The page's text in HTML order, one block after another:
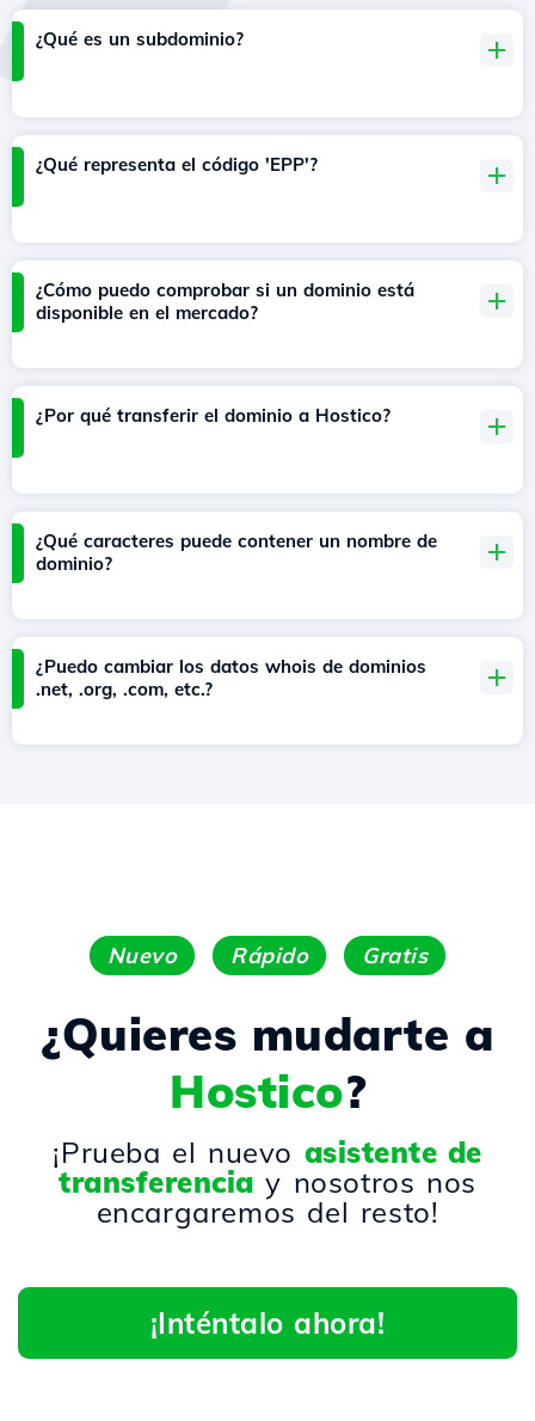
¿Qué es un subdominio?
¿Qué representa el código 'EPP'?
¿Cómo puedo comprobar si un dominio está
disponible en el mercado?
¿Por qué transferir el dominio a Hostico?
¿Qué caracteres puede contener un nombre de
dominio?
¿Puedo cambiar los datos whois de dominios
.net, .org, .com, etc.?
Nuevo Rápido Gratis
¿Quieres mudarte a
Hostico?
¡Prueba el nuevo asistente de
transferencia y nosotros nos
encargaremos del resto!
¡Inténtalo ahora!